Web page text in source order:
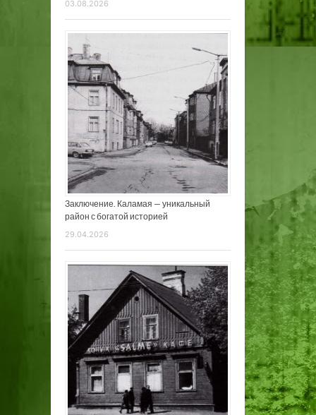
03.08.2026
Заключение. Каламая — уникальный
район с богатой историей
29.04.2026